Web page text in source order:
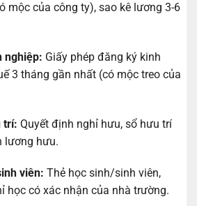
mộc của công ty), sao kê lương 3-6
nghiệp: Giấy phép đăng ký kinh
3 tháng gần nhất (có mộc treo của
trí: Quyết định nghỉ hưu, sổ hưu trí
lương hưu.
viên: Thẻ học sinh/sinh viên,
học có xác nhận của nhà trường.